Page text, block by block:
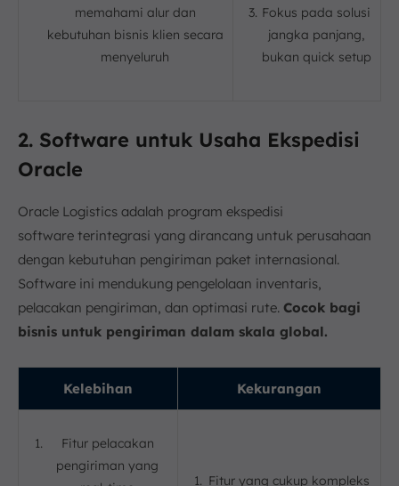
memahami alur dan
kebutuhan bisnis klien secara
menyeluruh
Fokus pada solusi
jangka panjang,
bukan quick setup
2. Software untuk Usaha Ekspedisi
Oracle
Oracle Logistics adalah program ekspedisi
software terintegrasi yang dirancang untuk perusahaan
dengan kebutuhan pengiriman paket internasional.
Software ini mendukung pengelolaan inventaris,
pelacakan pengiriman, dan optimasi rute. Cocok bagi
bisnis untuk pengiriman dalam skala global.
Kelebihan Kekurangan
Fitur pelacakan
pengiriman yang
Fitur yang cukup kompleks